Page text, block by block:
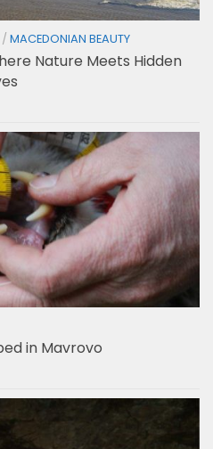
/ MACEDONIAN BEAUTY
Nature Meets Hidden
in Mavrovo